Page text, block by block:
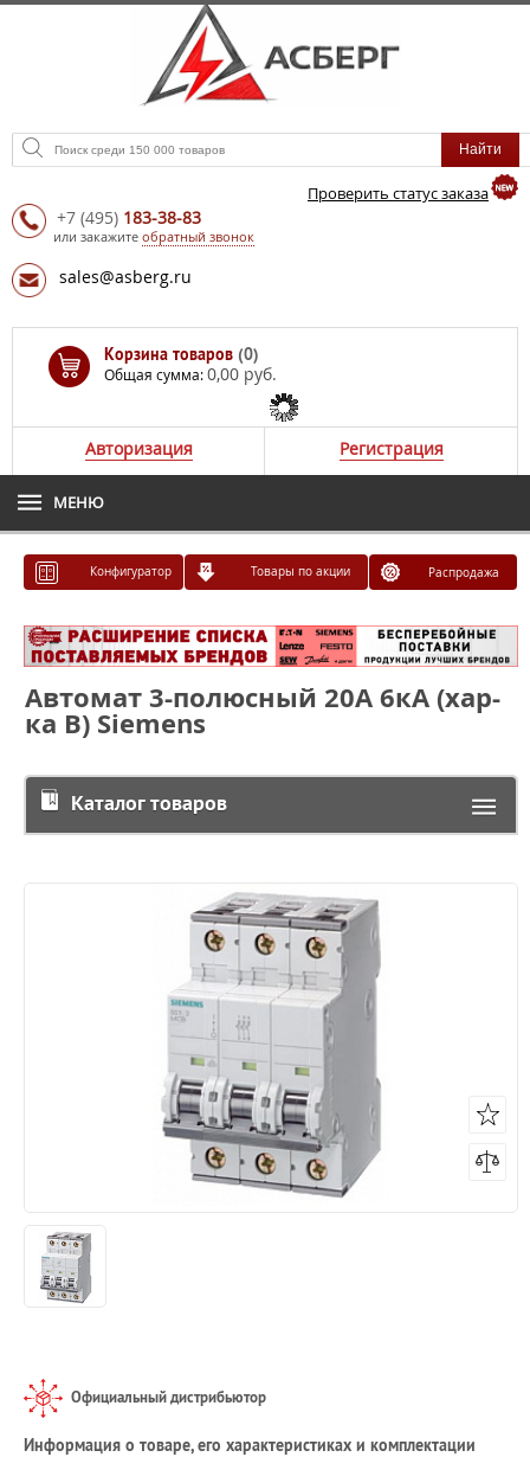
Проверить статус заказа
+7 (495) 183-38-83
или закажите обратный звонок
sales@asberg.ru
Корзина товаров (0)
Общая сумма:0,00 руб.
Авторизация Регистрация
МЕНЮ
Конфигуратор Товары по акции Распродажа
Автомат 3-полюсный 20А 6кА (хар-
ка В) Siemens
Каталог товаров
Официальный дистрибьютор
Информация о товаре, его характеристиках и комплектации